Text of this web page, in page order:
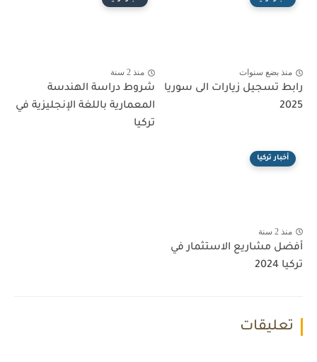
منذ بضع سنوات
رابط تسجيل زيارات الى سوريا
2025
منذ 2 سنة
شروط دراسة الهندسة
المعمارية باللغة الإنجليزية في
تركيا
أخبار تركيا
منذ 2 سنة
أفضل مشاريع الاستثمار في
تركيا 2024
تعليقات